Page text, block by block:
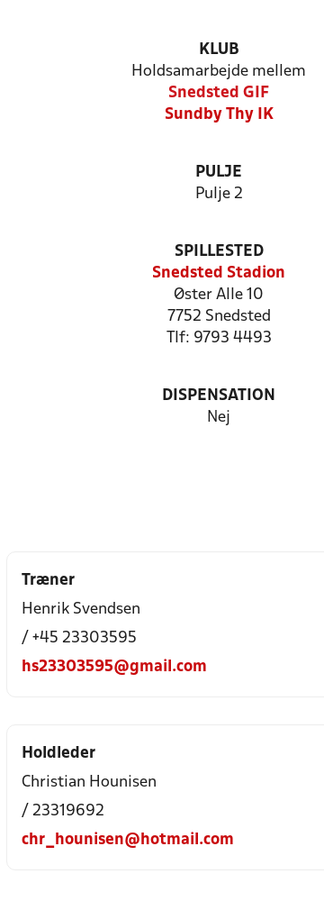
KLUB
Holdsamarbejde mellem
Snedsted GIF
Sundby Thy IK
PULJE
Pulje 2
SPILLESTED
Snedsted Stadion
Øster Alle 10
7752 Snedsted
Tlf: 9793 4493
DISPENSATION
Nej
Træner
Henrik Svendsen
/ +45 23303595
hs23303595@gmail.com
Holdleder
Christian Hounisen
/ 23319692
chr_hounisen@hotmail.com